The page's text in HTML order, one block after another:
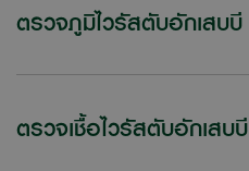
ตรวจภูมิไวรัสตับอักเสบบี
ตรวจเชื้อไวรัสตับอักเสบบี